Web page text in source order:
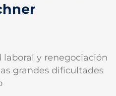
y renegociación
grandes dificultades